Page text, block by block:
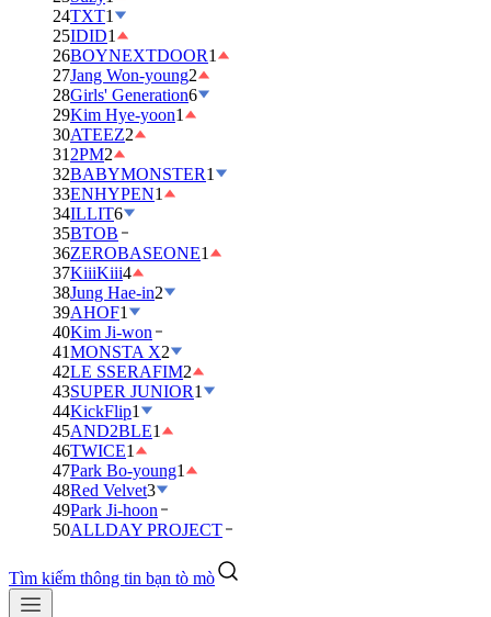
24TXT1
25IDID1
26BOYNEXTDOOR1
27Jang Won-young2
28Girls' Generation6
29Kim Hye-yoon1
30ATEEZ2
31 2PM2
32BABYMONSTER1
33ENHYPEN1
34ILLIT6
35BTOB
36ZEROBASEONE1
37KiiiKiii4
38Jung Hae-in2
39AHOF1
40Kim Ji-won
41MONSTA X2
42LE SSERAFIM2
43SUPER JUNIOR1
44KickFlip1
45AND2BLE1
46TWICE1
47Park Bo-young1
48Red Velvet3
49Park Ji-hoon
50ALLDAY PROJECT
Tìm kiếm thông tin bạn tò mò